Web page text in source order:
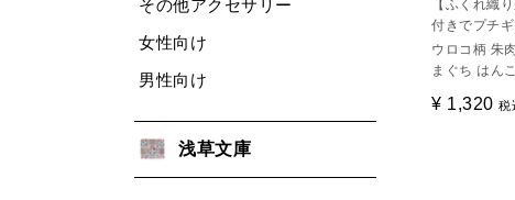
その他アクセサリー
女性向け
男性向け
浅草文庫
【ふくれ織
付きでプチ
ウロコ柄 朱
まぐち はん
¥ 1,320 税